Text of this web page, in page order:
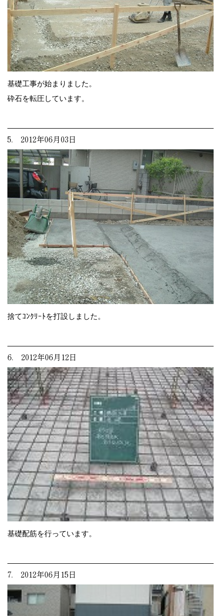
基礎工事が始まりました。
砕石を転圧しています。
5. 2012年06月03日
捨てｺﾝｸﾘｰﾄを打設しました。
6. 2012年06月12日
基礎配筋を行っています。
7. 2012年06月15日